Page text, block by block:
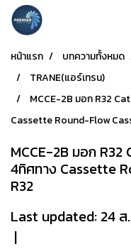
หน้าแรก บทความทั้งหมด
TRANE(แอร์เทรน)
MCCE-2B มอก R32
Cassette Round-Flow
MCCE-2B มอก R32
4ทิศทาง Cassette
R32
Last updated: 24 ส
|